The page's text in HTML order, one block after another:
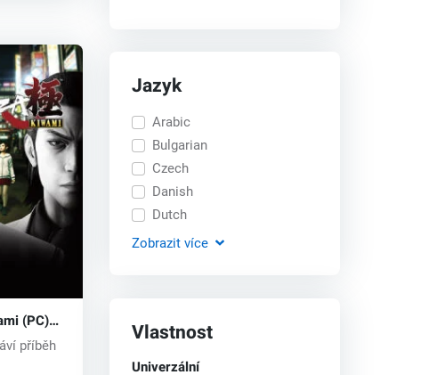
(PC)
příběh
Jazyk
Arabic
Bulgarian
Czech
Danish
Dutch
Zobrazit více
Vlastnost
Univerzální